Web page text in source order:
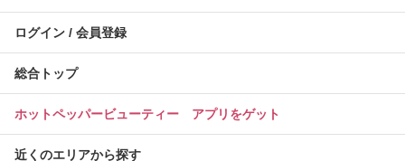
ログイン / 会員登録
総合トップ
ホットペッパービューティー アプリをゲット
近くのエリアから探す